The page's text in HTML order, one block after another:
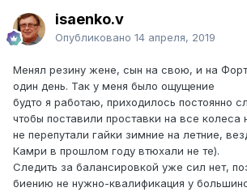
isaenko.v
Опубликовано 14 апреля, 2019
Менял резину жене, сын на свою, и на
один день. Так у меня было ощущение
будто я работаю, приходилось постоянно
чтобы поставили проставки на все колеса
не перепутали гайки зимние на летние,
Камри в прошлом году втюхали не те).
Следить за балансировкой уже сил нет,
биению не нужно-квалификация у